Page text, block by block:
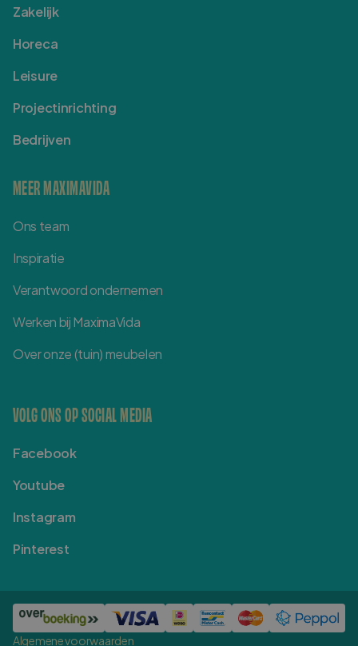
Zakelijk
Horeca
Leisure
Projectinrichting
Bedrijven
MEER MAXIMAVIDA
Ons team
Inspiratie
Verantwoord ondernemen
Werken bij MaximaVida
Over onze (tuin) meubelen
VOLG ONS OP SOCIAL MEDIA
Facebook
Youtube
Instagram
Pinterest
Algemene voorwaarden